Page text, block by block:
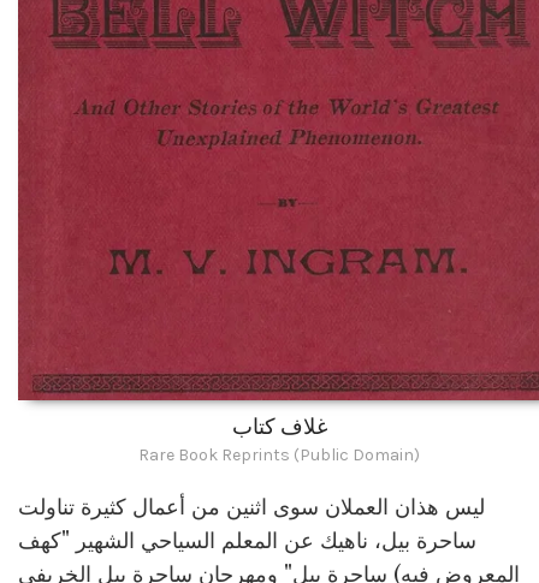
غلاف كتاب
Rare Book Reprints (Public Domain)
ليس هذان العملان سوى اثنين من أعمال كثيرة تناولت
ساحرة بيل، ناهيك عن المعلم السياحي الشهير "كهف
ساحرة بيل" ومهرجان ساحرة بيل الخريفي (المعروض فيه